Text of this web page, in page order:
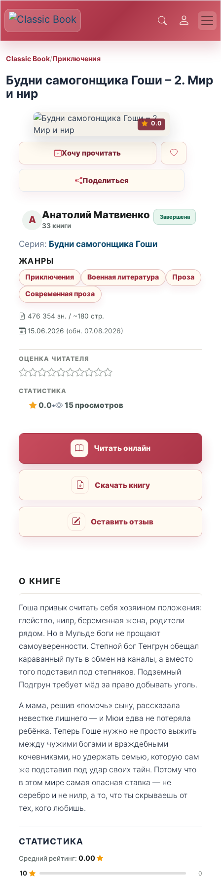
Classic Book/Приключения
Будни самогонщика Гоши – 2. Мир
и нир
0.0
Хочу прочитать
Поделиться
А Анатолий Матвиенко
33 книги
Завершена
476 354 зн. / ~180 стр.
15.06.2026 (обн. 07.08.2026)
Серия: Будни самогонщика Гоши
ЖАНРЫ
Приключения Военная литература
Проза
Современная проза
ОЦЕНКА ЧИТАТЕЛЯ
СТАТИСТИКА
0.0• 15 просмотров
Читать онлайн
Скачать книгу
Оставить отзыв
О КНИГЕ
Гоша привык считать себя хозяином положения:
глейство, нилр, беременная жена, родители
рядом. Но в Мульде боги не прощают
самоуверенности. Степной бог Тенгрун обещал
караванный путь в обмен на каналы, а вместо
того подставил под степняков. Подземный
Подгрун требует мёд за право добывать уголь.
А мама, решив «помочь» сыну, рассказала
невестке лишнего — и Мюи едва не потеряла
ребёнка. Теперь Гоше нужно не просто выжить
между чужими богами и враждебными
кочевниками, но удержать семью, которую сам
же подставил под удар своих тайн. Потому что
в этом мире самая опасная ставка — не
серебро и не нилр, а то, что ты скрываешь от
тех, кого любишь.
СТАТИСТИКА
Средний рейтинг: 0.00
10 0